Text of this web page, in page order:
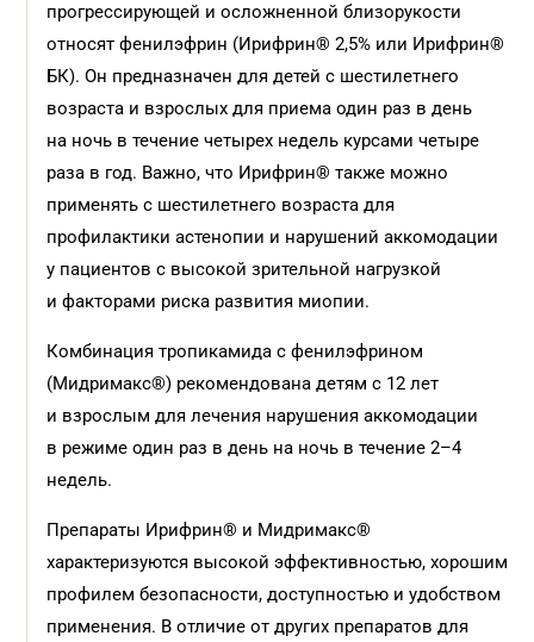
прогрессирующей и осложненной близорукости
относят фенилэфрин (Ирифрин® 2,5% или Ирифрин®
БК). Он предназначен для детей с шестилетнего
возраста и взрослых для приема один раз в день
на ночь в течение четырех недель курсами четыре
раза в год. Важно, что Ирифрин® также можно
применять с шестилетнего возраста для
профилактики астенопии и нарушений аккомодации
у пациентов с высокой зрительной нагрузкой
и факторами риска развития миопии.
Комбинация тропикамида с фенилэфрином
(Мидримакс®) рекомендована детям с 12 лет
и взрослым для лечения нарушения аккомодации
в режиме один раз в день на ночь в течение 2–4
недель.
Препараты Ирифрин® и Мидримакс®
характеризуются высокой эффективностью, хорошим
профилем безопасности, доступностью и удобством
применения. В отличие от других препаратов для